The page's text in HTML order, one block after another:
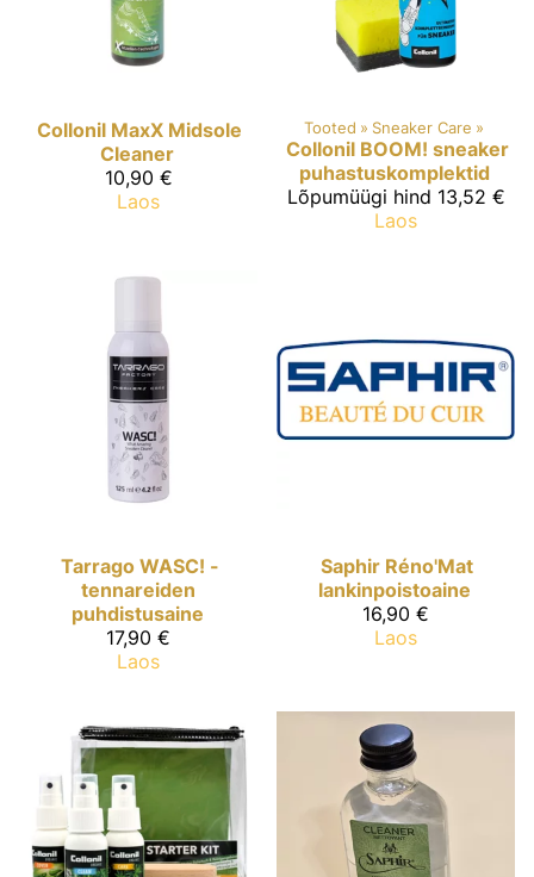
Collonil MaxX Midsole
Cleaner
10,90 €
Laos
Tooted ‪» Sneaker Care ‪»
Collonil BOOM! sneaker
puhastuskomplektid
Lõpumüügi hind 13,52 €
Laos
Tarrago WASC! -
tennareiden
puhdistusaine
17,90 €
Laos
Saphir Réno'Mat
lankinpoistoaine
16,90 €
Laos